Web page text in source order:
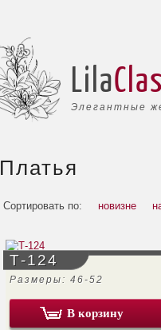
Элегантные
Lila
Платья
Сортировать по: новизне
Т-124
Размеры: 46-52
В корзину